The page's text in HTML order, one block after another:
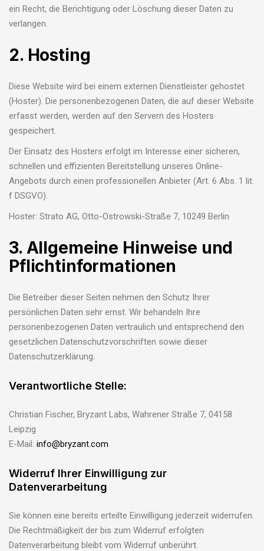
ein Recht, die Berichtigung oder Löschung dieser Daten zu
verlangen.
2. Hosting
Diese Website wird bei einem externen Dienstleister gehostet
(Hoster). Die personenbezogenen Daten, die auf dieser Website
erfasst werden, werden auf den Servern des Hosters
gespeichert.
Der Einsatz des Hosters erfolgt im Interesse einer sicheren,
schnellen und effizienten Bereitstellung unseres Online-
Angebots durch einen professionellen Anbieter (Art. 6 Abs. 1 lit.
f DSGVO).
Hoster: Strato AG, Otto-Ostrowski-Straße 7, 10249 Berlin
3. Allgemeine Hinweise und
Pflichtinformationen
Die Betreiber dieser Seiten nehmen den Schutz Ihrer
persönlichen Daten sehr ernst. Wir behandeln Ihre
personenbezogenen Daten vertraulich und entsprechend den
gesetzlichen Datenschutzvorschriften sowie dieser
Datenschutzerklärung.
Verantwortliche Stelle:
Christian Fischer, Bryzant Labs, Wahrener Straße 7, 04158
Leipzig
E-Mail: info@bryzant.com
Widerruf Ihrer Einwilligung zur
Datenverarbeitung
Sie können eine bereits erteilte Einwilligung jederzeit widerrufen.
Die Rechtmäßigkeit der bis zum Widerruf erfolgten
Datenverarbeitung bleibt vom Widerruf unberührt.